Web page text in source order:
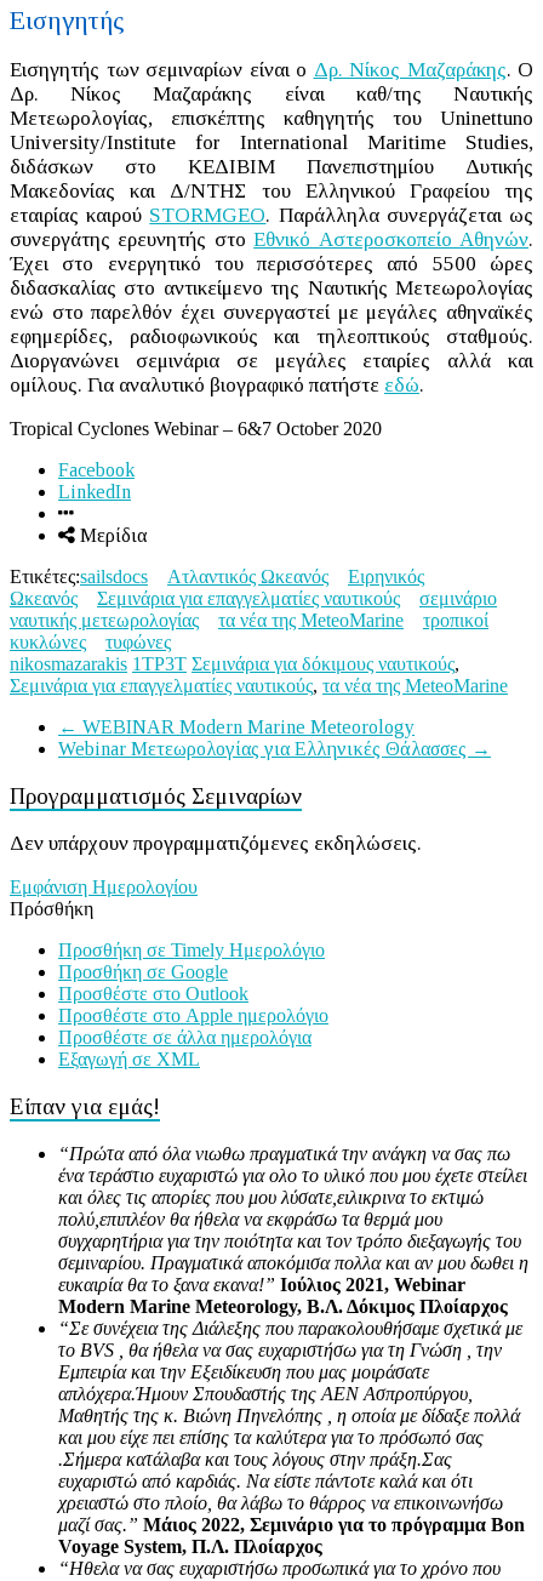
Εισηγητής
Εισηγητής των σεμιναρίων είναι ο Δρ. Νίκος Μαζαράκης. Ο
Δρ. Νίκος Μαζαράκης είναι καθ/της Ναυτικής
Μετεωρολογίας, επισκέπτης καθηγητής του Uninettuno
University/Institute for International Maritime Studies,
διδάσκων στο ΚΕΔΙΒΙΜ Πανεπιστημίου Δυτικής
Μακεδονίας και Δ/ΝΤΗΣ του Ελληνικού Γραφείου της
εταιρίας καιρού STORMGEO. Παράλληλα συνεργάζεται ως
συνεργάτης ερευνητής στοΕθνικό Αστεροσκοπείο Αθηνών.
Έχει στο ενεργητικό του περισσότερες από 5500 ώρες
διδασκαλίας στο αντικείμενο της Ναυτικής Μετεωρολογίας
ενώ στο παρελθόν έχει συνεργαστεί με μεγάλες αθηναϊκές
εφημερίδες, ραδιοφωνικούς και τηλεοπτικούς σταθμούς.
Διοργανώνει σεμινάρια σε μεγάλες εταιρίες αλλά και
ομίλους. Για αναλυτικό βιογραφικό πατήστε εδώ.
Tropical Cyclones Webinar – 6&7 October 2020
Facebook
LinkedIn
Μερίδια
Ετικέτες:sailsdocs Ατλαντικός Ωκεανός
Ειρηνικός
Ωκεανός
Σεμινάρια για επαγγελματίες ναυτικούς
σεμινάριο
ναυτικής μετεωρολογίας
τα νέα της MeteoMarine
τροπικοί
κυκλώνες
τυφώνες
nikosmazarakis 1ΤΡ3Τ Σεμινάρια για δόκιμους ναυτικούς,
Σεμινάρια για επαγγελματίες ναυτικούς, τα νέα της MeteoMarine
← WEBINAR Modern Marine Meteorology
Webinar Μετεωρολογίας για Ελληνικές Θάλασσες →
Προγραμματισμός Σεμιναρίων
Δεν υπάρχουν προγραμματιζόμενες εκδηλώσεις.
Εμφάνιση Ημερολογίου
Πρόσθήκη
Προσθήκη σε Timely Ημερολόγιο
Προσθήκη σε Google
Προσθέστε στο Outlook
Προσθέστε στο Apple ημερολόγιο
Προσθέστε σε άλλα ημερολόγια
Εξαγωγή σε XML
Είπαν για εμάς!
“Πρώτα από όλα νιωθω πραγματικά την ανάγκη να σας πω
ένα τεράστιο ευχαριστώ για ολο το υλικό που μου έχετε στείλει
και όλες τις απορίες που μου λύσατε,ειλικρινα το εκτιμώ
πολύ,επιπλέον θα ήθελα να εκφράσω τα θερμά μου
συγχαρητήρια για την ποιότητα και τον τρόπο διεξαγωγής του
σεμιναρίου. Πραγματικά αποκόμισα πολλα και αν μου δωθει η
ευκαιρία θα το ξανα εκανα!” Ιούλιος 2021, Webinar
Modern Marine Meteorology, Β.Λ. Δόκιμος Πλοίαρχος
“Σε συνέχεια της Διάλεξης που παρακολουθήσαμε σχετικά με
το BVS , θα ήθελα να σας ευχαριστήσω για τη Γνώση , την
Εμπειρία και την Εξειδίκευση που μας μοιράσατε
απλόχερα.Ήμουν Σπουδαστής της ΑΕΝ Ασπροπύργου,
Μαθητής της κ. Βιώνη Πηνελόπης , η οποία με δίδαξε πολλά
και μου είχε πει επίσης τα καλύτερα για το πρόσωπό σας
.Σήμερα κατάλαβα και τους λόγους στην πράξη.Σας
ευχαριστώ από καρδιάς. Να είστε πάντοτε καλά και ότι
χρειαστώ στο πλοίο, θα λάβω το θάρρος να επικοινωνήσω
μαζί σας.” Μάιος 2022, Σεμινάριο για το πρόγραμμα Bon
Voyage System, Π.Λ. Πλοίαρχος
“Ηθελα να σας ευχαριστήσω προσωπικά για το χρόνο που